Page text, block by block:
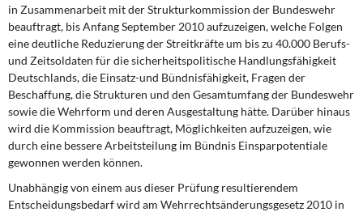
in Zusammenarbeit mit der Strukturkommission der Bundeswehr
beauftragt, bis Anfang September 2010 aufzuzeigen, welche Folgen
eine deutliche Reduzierung der Streitkräfte um bis zu 40.000 Berufs-
und Zeitsoldaten für die sicherheitspolitische Handlungsfähigkeit
Deutschlands, die Einsatz-und Bündnisfähigkeit, Fragen der
Beschaffung, die Strukturen und den Gesamtumfang der Bundeswehr
sowie die Wehrform und deren Ausgestaltung hätte. Darüber hinaus
wird die Kommission beauftragt, Möglichkeiten aufzuzeigen, wie
durch eine bessere Arbeitsteilung im Bündnis Einsparpotentiale
gewonnen werden können.
Unabhängig von einem aus dieser Prüfung resultierendem
Entscheidungsbedarf wird am Wehrrechtsänderungsgesetz 2010 in